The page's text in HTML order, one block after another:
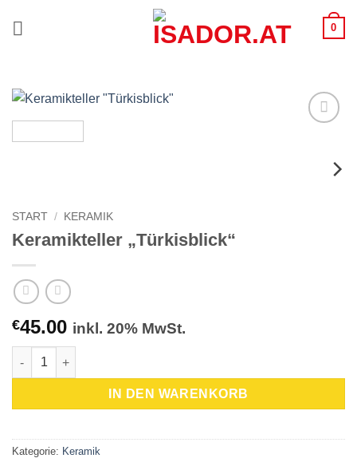
0
hinzufügen
START / KERAMIK
Keramikteller „Türkisblick“
€45.00 inkl. 20% MwSt.
Keramikteller "Türkisblick" Menge
IN DEN WARENKORB
Kategorie: Keramik